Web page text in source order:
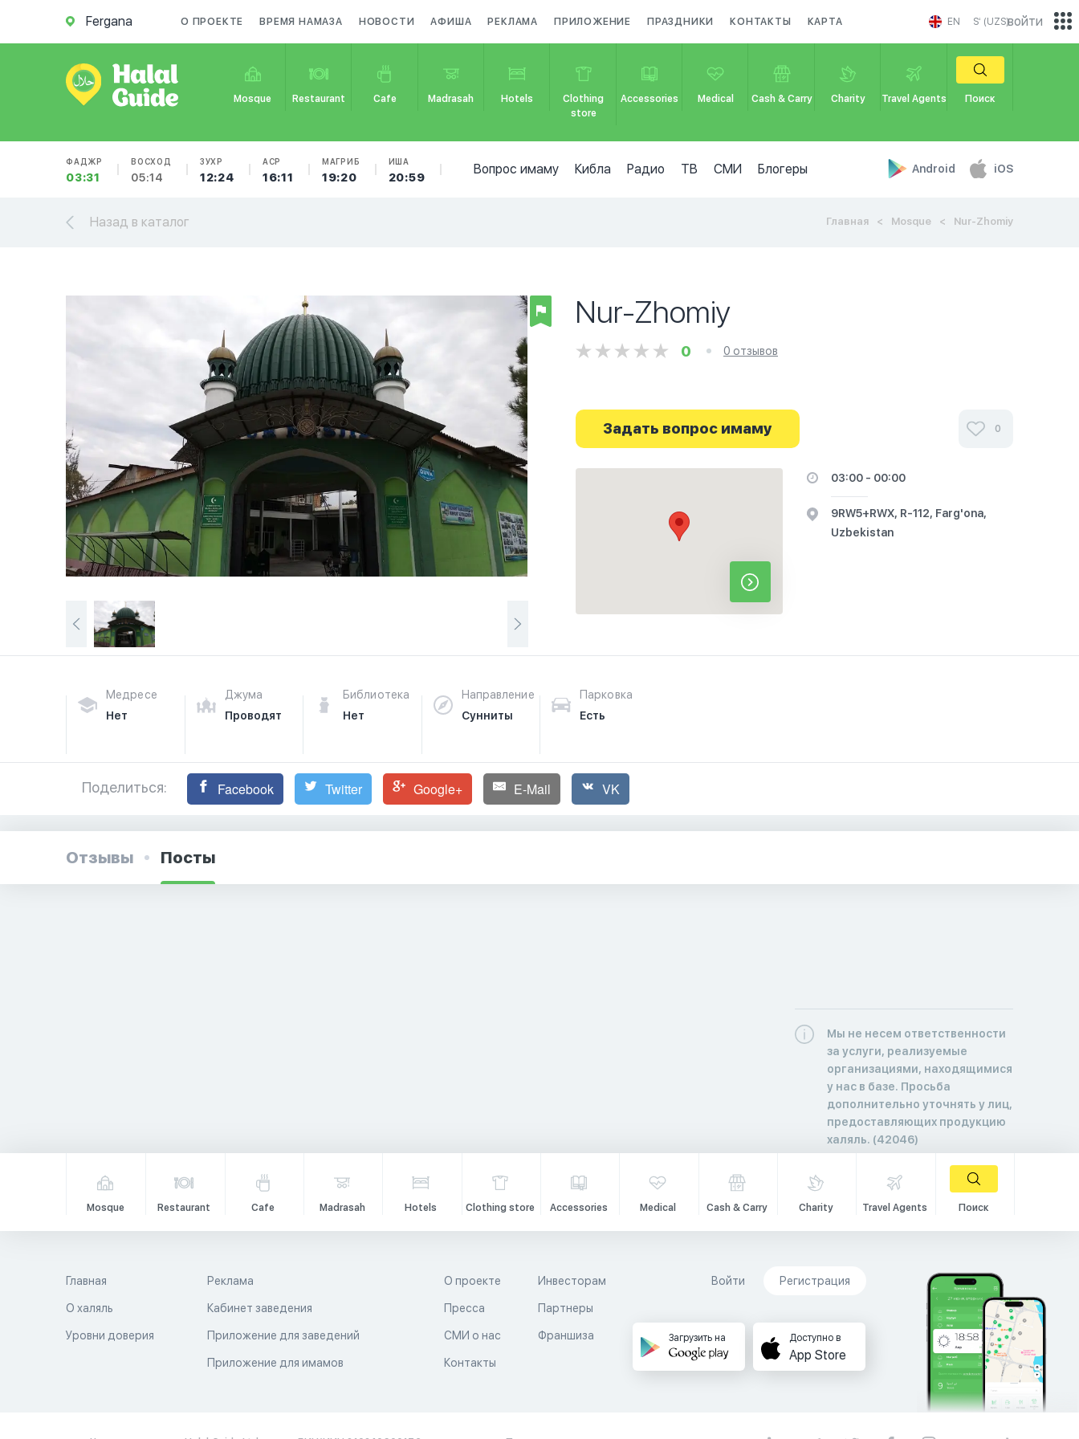
Fergana О ПРОЕКТЕ ВРЕМЯ НАМАЗА НОВОСТИ АФИША РЕКЛАМА ПРИЛОЖЕНИЕ ПРАЗДНИКИ КОНТАКТЫ КАРТА EN Sʻ (UZS)
Mosque Restaurant Cafe Madrasah Hotels
Clothing
store
Accessories Medical Cash & Carry Charity Travel Agents Поиск
ФАДЖР
03:31
ВОСХОД
05:14
ЗУХР
12:24
АСР
16:11
МАГРИБ
19:20
ИША
20:59
Вопрос имаму Кибла Радио ТВ СМИ Блогеры Android iOS
войти
Назад в каталог Главная Mosque Nur-Zhomiy
Nur-Zhomiy
0 0 отзывов
Задать вопрос имаму 0
03:00 - 00:00
9RW5+RWX, R-112, Farg'ona,
Uzbekistan
Медресе
Нет
Джума
Проводят
Библиотека
Нет
Направление
Сунниты
Парковка
Есть
Поделиться: Facebook Twitter Google+ E-Mail VK
Отзывы Посты
Мы не несем ответственности
за услуги, реализуемые
организациями, находящимися
у нас в базе. Просьба
дополнительно уточнять у лиц,
предоставляющих продукцию
халяль. (42046)
Mosque Restaurant Cafe Madrasah Hotels Clothing store Accessories Medical Cash & Carry Charity Travel Agents Поиск
Главная
О халяль
Уровни доверия
Реклама
Кабинет заведения
Приложение для заведений
Приложение для имамов
О проекте
Пресса
СМИ о нас
Контакты
Инвесторам
Партнеры
Франшиза
Войти Регистрация
Загрузить на Доступно в
App Store